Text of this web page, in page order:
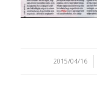
2015/04/16
/